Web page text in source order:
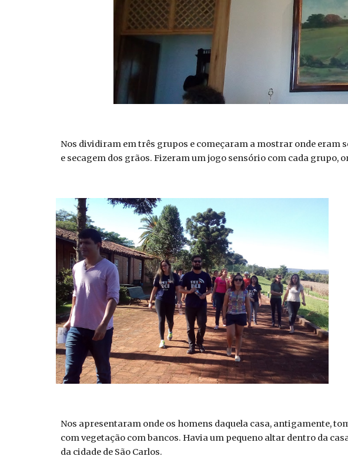
Nos dividiram em três grupos e começaram a mostrar onde eram
e secagem dos grãos. Fizeram um jogo sensório com cada grupo,
Nos apresentaram onde os homens daquela casa, antigamente,
com vegetação com bancos. Havia um pequeno altar dentro da
da cidade de São Carlos.